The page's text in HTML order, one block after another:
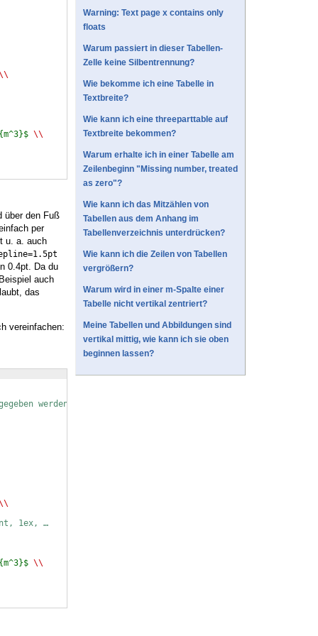
\\
über den Fuß
per
u. a. auch
0.4pt. Da du
auch
das
vereinfachen:
werden
1ex, …
\\
Warning: Text page x contains only
floats
Warum passiert in dieser Tabellen-
Zelle keine Silbentrennung?
Wie bekomme ich eine Tabelle in
Textbreite?
Wie kann ich eine threeparttable auf
Textbreite bekommen?
Warum erhalte ich in einer Tabelle am
Zeilenbeginn "Missing number, treated
as zero"?
Wie kann ich das Mitzählen von
Tabellen aus dem Anhang im
Tabellenverzeichnis unterdrücken?
Wie kann ich die Zeilen von Tabellen
vergrößern?
Warum wird in einer m-Spalte einer
Tabelle nicht vertikal zentriert?
Meine Tabellen und Abbildungen sind
vertikal mittig, wie kann ich sie oben
beginnen lassen?